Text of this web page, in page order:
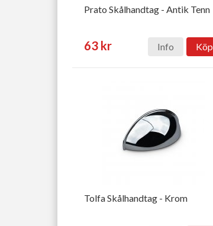
Prato Skålhandtag - Antik Tenn
63 kr Info Köp
Tolfa Skålhandtag - Krom